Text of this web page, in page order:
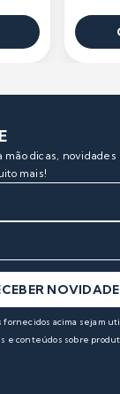
dicas, novidades
mais!
acima sejam
e conteúdos sobre